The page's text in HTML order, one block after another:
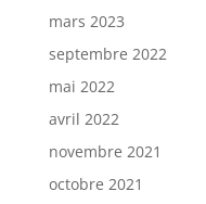
mars 2023
septembre 2022
mai 2022
avril 2022
novembre 2021
octobre 2021